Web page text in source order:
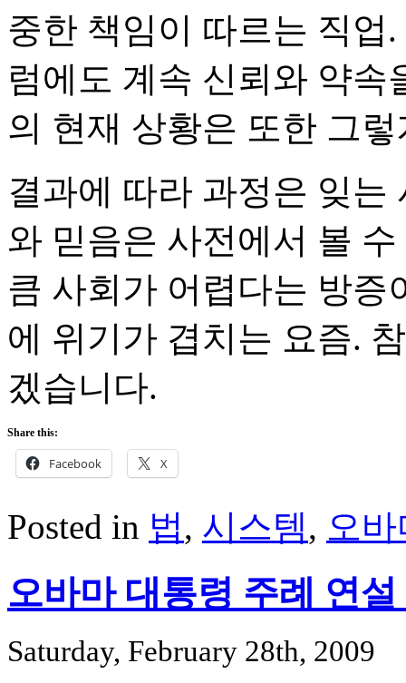
중한 책임이 따르는 직업
럼에도 계속 신뢰와 약
의 현재 상황은 또한 그
결과에 따라 과정은 잊는
와 믿음은 사전에서 볼
큼 사회가 어렵다는 방증
에 위기가 겹치는 요즘.
겠습니다.
Share this:
Facebook X
Posted in 법, 시스템, 오
오바마 대통령 주례 연설
Saturday, February 28th, 2009